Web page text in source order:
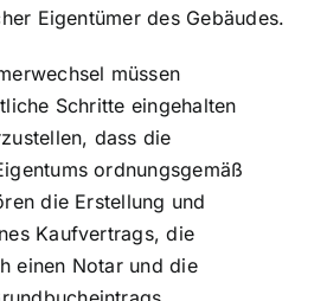
Eigentümer des Gebäudes.
müssen
Schritte eingehalten
dass die
ordnungsgemäß
die Erstellung und
Kaufvertrags, die
einen Notar und die